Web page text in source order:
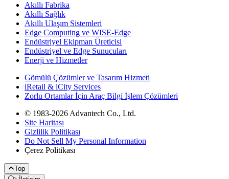
Akıllı Fabrika
Akıllı Sağlık
Akıllı Ulaşım Sistemleri
Edge Computing ve WISE-Edge
Endüstriyel Ekipman Üreticisi
Endüstriyel ve Edge Sunucuları
Enerji ve Hizmetler
Gömülü Çözümler ve Tasarım Hizmeti
iRetail & iCity Services
Zorlu Ortamlar İçin Araç Bilgi İşlem Çözümleri
© 1983-2026 Advantech Co., Ltd.
Site Haritası
Gizlilik Politikası
Do Not Sell My Personal Information
Çerez Politikası
Top